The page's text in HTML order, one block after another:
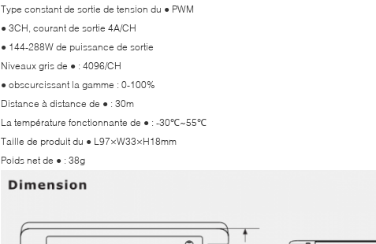
Type constant de sortie de tension du ● PWM
● 3CH, courant de sortie 4A/CH
● 144-288W de puissance de sortie
Niveaux gris de ● : 4096/CH
● obscurcissant la gamme : 0-100%
Distance à distance de ● : 30m
La température fonctionnante de ● : -30℃~55℃
Taille de produit du ● L97×W33×H18mm
Poids net de ● : 38g